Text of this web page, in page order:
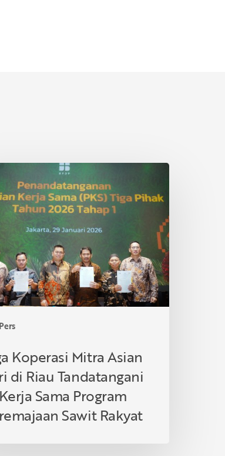
Koperasi Mitra Asian
di Riau Tandatangani
Kerja Sama Program
Sawit Rakyat